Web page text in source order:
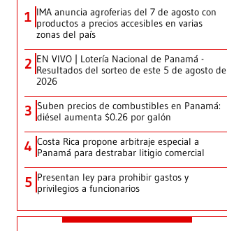
1 IMA anuncia agroferias del 7 de agosto con
productos a precios accesibles en varias
zonas del país
2 EN VIVO | Lotería Nacional de Panamá -
Resultados del sorteo de este 5 de agosto de
2026
3 Suben precios de combustibles en Panamá:
diésel aumenta $0.26 por galón
4 Costa Rica propone arbitraje especial a
Panamá para destrabar litigio comercial
5 Presentan ley para prohibir gastos y
privilegios a funcionarios